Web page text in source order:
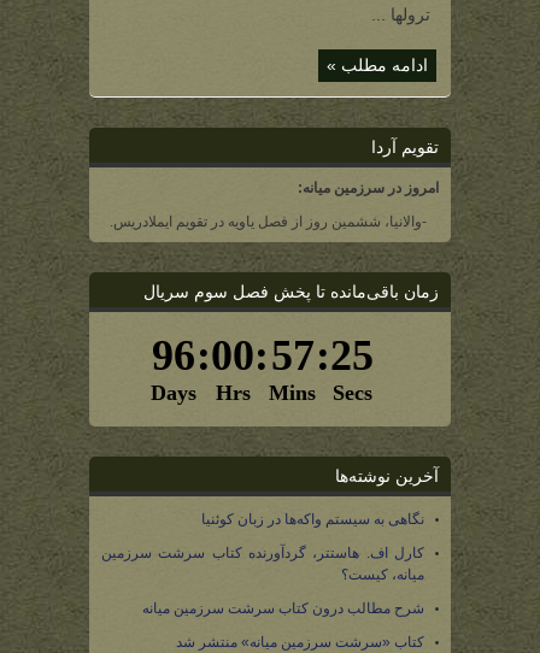
ترولها ...
ادامه مطلب »
تقویم آردا
امروز در سرزمین میانه:
-والانیا، ششمین روز از فصل یاویه در تقویم ایملادریس.
زمان باقی‌مانده تا پخش فصل سوم سریال
آخرین نوشته‌ها
نگاهی به سیستم واکه‌ها در زبان کوئنیا
کارل اف. هاستتر، گردآورنده کتاب سرشت سرزمین
میانه، کیست؟
شرح مطالب درون کتاب سرشت سرزمین میانه
کتاب «سرشت سرزمین میانه» منتشر شد